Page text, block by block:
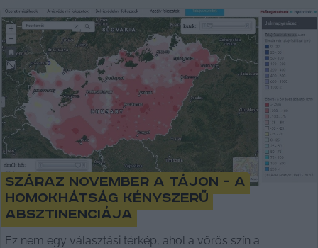
Száraz november a tájon – a
Homokhátság kényszerű
absztinenciája
Ez nem egy választási térkép, ahol a vörös szín a